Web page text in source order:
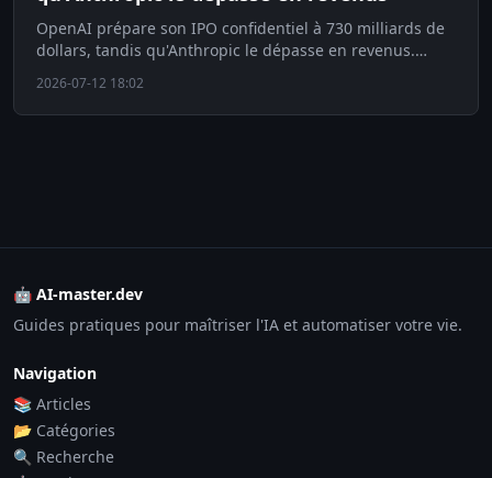
OpenAI prépare son IPO confidentiel à 730 milliards de
dollars, tandis qu'Anthropic le dépasse en revenus.
2026-07-12 18:02
🤖 AI-master.dev
Guides pratiques pour maîtriser l'IA et automatiser votre vie.
Navigation
📚 Articles
📂 Catégories
🔍 Recherche